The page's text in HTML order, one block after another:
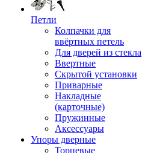
Петли
Колпачки для
ввёртных петель
Для дверей из стекла
Ввертные
Скрытой установки
Приварные
Накладные
(карточные)
Пружинные
Аксессуары
Упоры дверные
Торцевые